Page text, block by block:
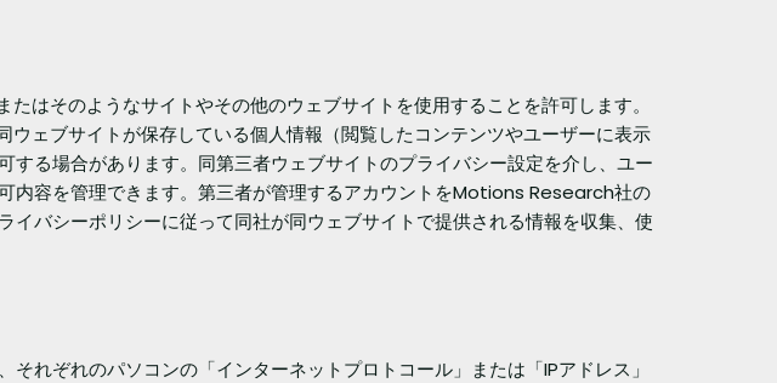
はそのようなサイトやその他のウェブサイトを使用することを許可します。
ェブサイトが保存している個人情報（閲覧したコンテンツやユーザーに表示
る場合があります。同第三者ウェブサイトのプライバシー設定を介し、ユー
内容を管理できます。第三者が管理するアカウントをMotions Research社の
バシーポリシーに従って同社が同ウェブサイトで提供される情報を収集、使
れぞれのパソコンの「インターネットプロトコール」または「IPアドレス」